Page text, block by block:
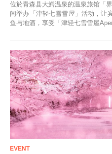
位於青森县大鰐温泉的温泉旅馆「
间举办「津轻七雪雪屋」活动，让
鱼与地酒，享受「津轻七雪雪屋